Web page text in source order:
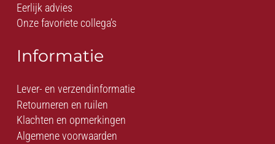
Eerlijk advies
Onze favoriete collega’s
Informatie
Lever- en verzendinformatie
Retourneren en ruilen
Klachten en opmerkingen
Algemene voorwaarden